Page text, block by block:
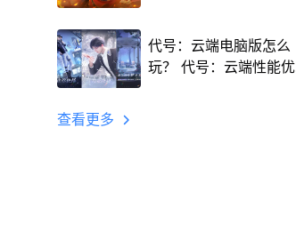
代号：云端电脑版怎么
玩？ 代号：云端性能优
查看更多